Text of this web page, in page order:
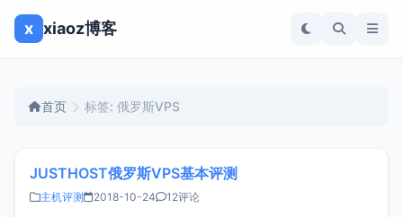
x xiaoz博客
首页 标签: 俄罗斯VPS
JUSTHOST俄罗斯VPS基本评测
主机评测 2018-10-24 12评论